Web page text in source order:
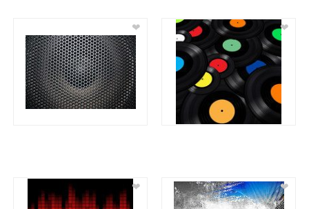
❤ ❤
❤ ❤